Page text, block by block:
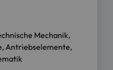
Mechanik,
Antriebselemente,